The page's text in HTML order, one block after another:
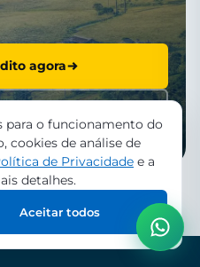
agora
para o funcionamento do
cookies de análise de
de Privacidade e a
detalhes.
Aceitar todos